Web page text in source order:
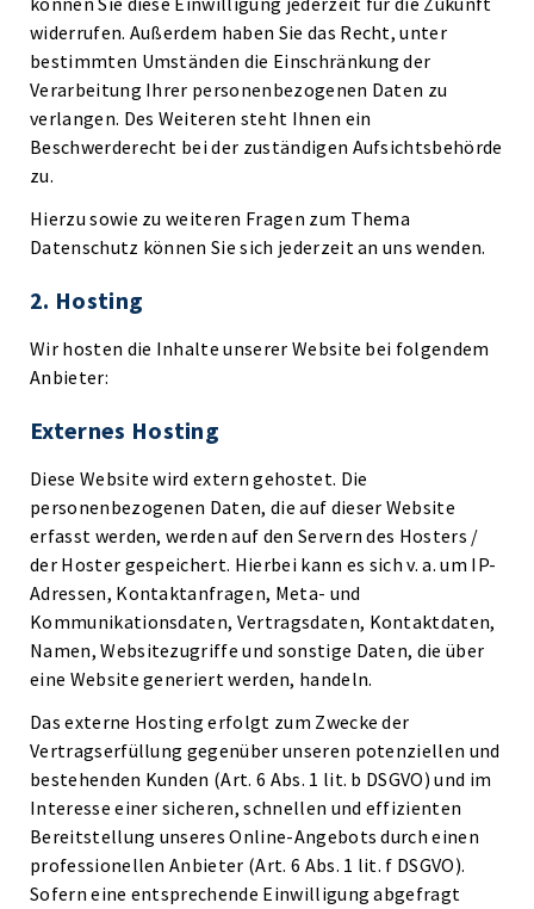
widerrufen. Außerdem haben Sie das Recht, unter
bestimmten Umständen die Einschränkung der
Verarbeitung Ihrer personenbezogenen Daten zu
verlangen. Des Weiteren steht Ihnen ein
Beschwerderecht bei der zuständigen Aufsichtsbehörde
zu.
Hierzu sowie zu weiteren Fragen zum Thema
Datenschutz können Sie sich jederzeit an uns wenden.
2. Hosting
Wir hosten die Inhalte unserer Website bei folgendem
Anbieter:
Externes Hosting
Diese Website wird extern gehostet. Die
personenbezogenen Daten, die auf dieser Website
erfasst werden, werden auf den Servern des Hosters /
der Hoster gespeichert. Hierbei kann es sich v. a. um IP-
Adressen, Kontaktanfragen, Meta- und
Kommunikationsdaten, Vertragsdaten, Kontaktdaten,
Namen, Websitezugriffe und sonstige Daten, die über
eine Website generiert werden, handeln.
Das externe Hosting erfolgt zum Zwecke der
Vertragserfüllung gegenüber unseren potenziellen und
bestehenden Kunden (Art. 6 Abs. 1 lit. b DSGVO) und im
Interesse einer sicheren, schnellen und effizienten
Bereitstellung unseres Online-Angebots durch einen
professionellen Anbieter (Art. 6 Abs. 1 lit. f DSGVO).
Sofern eine entsprechende Einwilligung abgefragt